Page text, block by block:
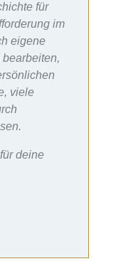
für
im
eigene
viele
deine